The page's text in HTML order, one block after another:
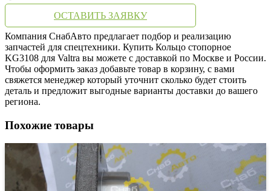
ОСТАВИТЬ ЗАЯВКУ
Компания СнабАвто предлагает подбор и реализацию
запчастей для спецтехники. Купить Кольцо стопорное
KG3108 для Valtra вы можете с доставкой по Москве и России.
Чтобы оформить заказ добавьте товар в корзину, с вами
свяжется менеджер который уточнит сколько будет стоить
деталь и предложит выгодные варианты доставки до вашего
региона.
Похожие товары